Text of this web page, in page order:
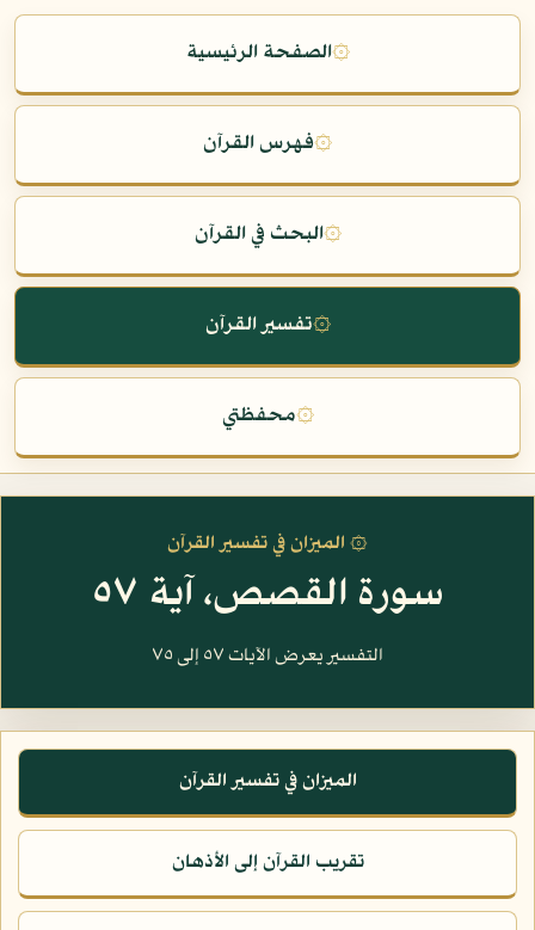
۞الصفحة الرئيسية
۞فهرس القرآن
۞البحث في القرآن
۞تفسير القرآن
۞محفظتي
۞ الميزان في تفسير القرآن
سورة القصص، آية ٥٧
التفسير يعرض الآيات ٥٧ إلى ٧٥
الميزان في تفسير القرآن
تقريب القرآن إلى الأذهان